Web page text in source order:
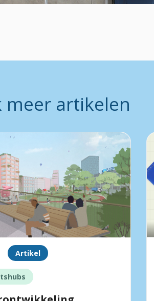
meer artikelen
Artikel